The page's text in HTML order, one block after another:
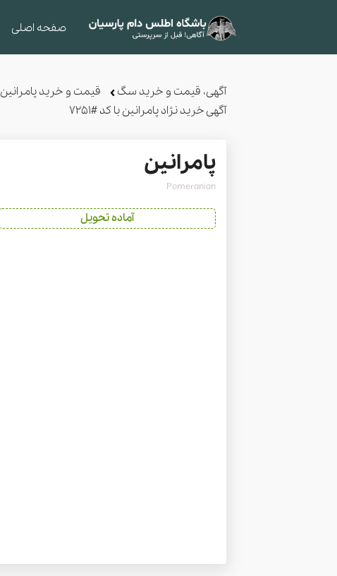
صفحه اصلی
آگهی، قیمت و خرید سگ
قیمت و خرید پامرانین
آگهی خرید نژاد پامرانین با کد #7251
پامرانین
Pomeranian
آماده تحویل